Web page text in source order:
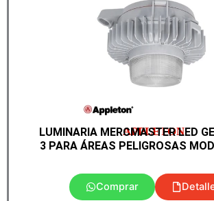
APPLETON
LUMINARIA MERCMASTER LED
3 PARA ÁREAS PELIGROSAS
Comprar